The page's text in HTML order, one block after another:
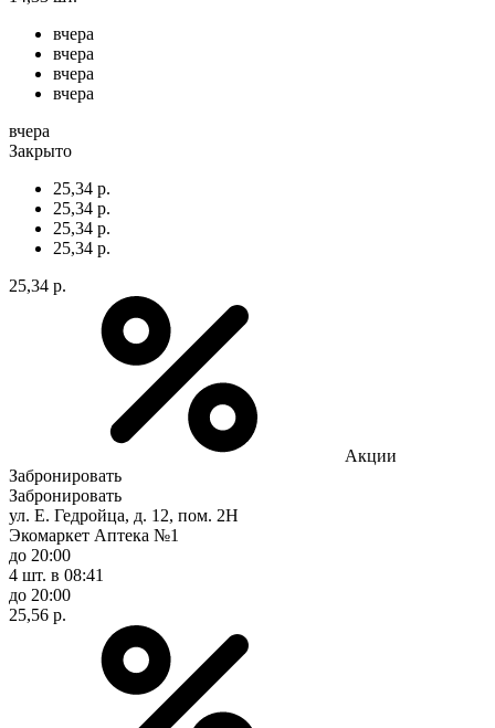
вчера
вчера
вчера
вчера
вчера
Закрыто
25,34 р.
25,34 р.
25,34 р.
25,34 р.
25,34 р.
Акции
Забронировать
Забронировать
ул. Е. Гедройца, д. 12, пом. 2Н
Экомаркет Аптека №1
до 20:00
4 шт. в 08:41
до 20:00
25,56 р.